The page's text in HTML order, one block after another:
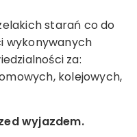
starań co do
wykonywanych
za:
kolejowych,
wyjazdem.